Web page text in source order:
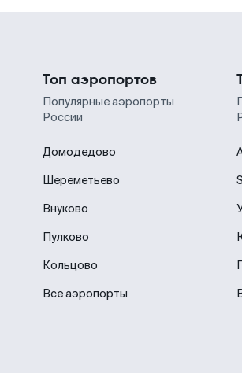
Топ аэропортов
Популярные аэропорты
России
Домодедово
Шереметьево
Внуково
Пулково
Кольцово
Все аэропорты